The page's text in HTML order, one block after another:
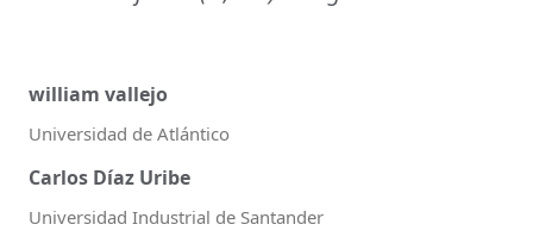
william vallejo
Universidad de Atlántico
Carlos Díaz Uribe
Universidad Industrial de Santander